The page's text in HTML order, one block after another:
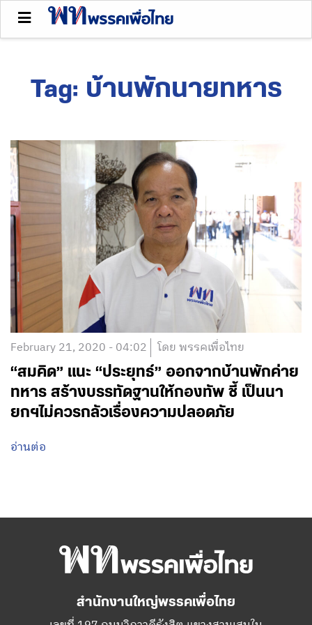
Tag: บ้านพักนายทหาร
February 21, 2020 - 04:02 โดย พรรคเพื่อไทย
“สมคิด” แนะ “ประยุทธ์” ออกจากบ้านพักค่าย
ทหาร สร้างบรรทัดฐานให้กองทัพ ชี้ เป็นนา
ยกฯไม่ควรกลัวเรื่องความปลอดภัย
อ่านต่อ
สำนักงานใหญ่พรรคเพื่อไทย